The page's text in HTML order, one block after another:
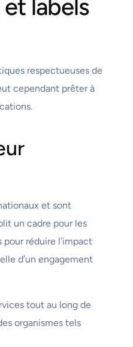
labels
respectueuses de
cependant prêter à
et sont
un cadre pour les
réduire l’impact
d’un engagement
tout au long de
organismes tels